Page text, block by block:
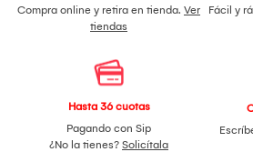
Compra online y retira en tienda. Ver
tiendas
Fácil y
Hasta 36 cuotas
Pagando con Sip
¿No la tienes? Solicítala